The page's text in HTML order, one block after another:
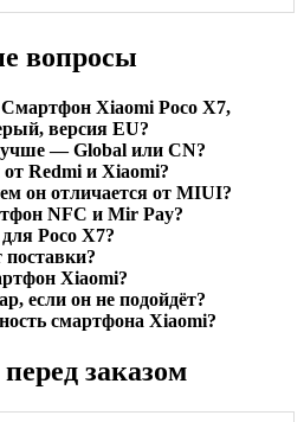
вопросы
Xiaomi Poco X7,
версия EU?
— Global или CN?
Redmi и Xiaomi?
он отличается от MIUI?
NFC и Mir Pay?
Poco X7?
Xiaomi?
если он не подойдёт?
смартфона Xiaomi?
заказом